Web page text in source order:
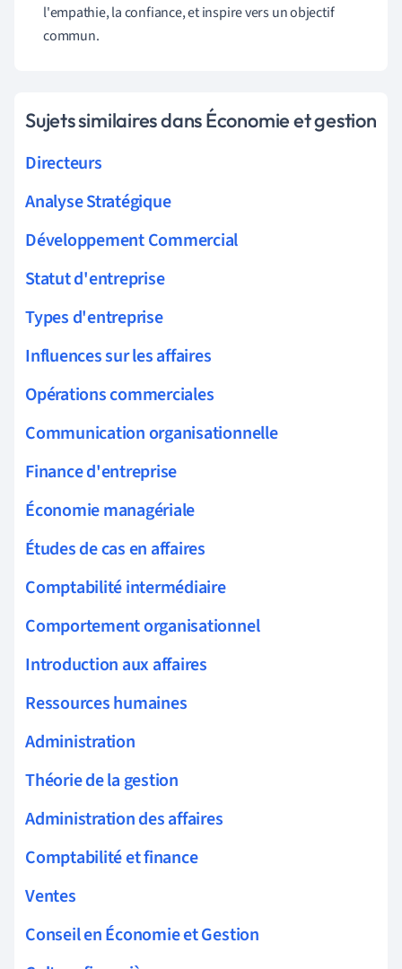
l'empathie, la confiance, et inspire vers un objectif
commun.
Sujets similaires dans Économie et gestion
Directeurs
Analyse Stratégique
Développement Commercial
Statut d'entreprise
Types d'entreprise
Influences sur les affaires
Opérations commerciales
Communication organisationnelle
Finance d'entreprise
Économie managériale
Études de cas en affaires
Comptabilité intermédiaire
Comportement organisationnel
Introduction aux affaires
Ressources humaines
Administration
Théorie de la gestion
Administration des affaires
Comptabilité et finance
Ventes
Conseil en Économie et Gestion